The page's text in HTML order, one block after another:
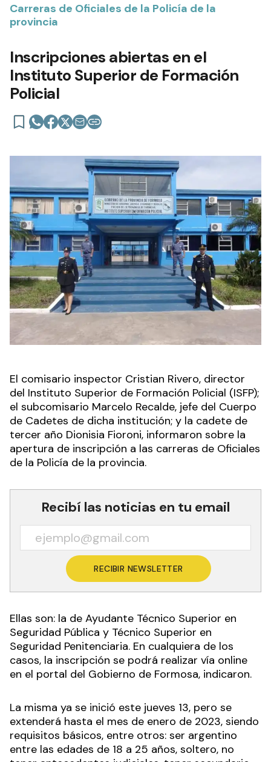
Carreras de Oficiales de la Policía de la
provincia
Inscripciones abiertas en el
Instituto Superior de Formación
Policial
El comisario inspector Cristian Rivero, director
del Instituto Superior de Formación Policial (ISFP);
el subcomisario Marcelo Recalde, jefe del Cuerpo
de Cadetes de dicha institución; y la cadete de
tercer año Dionisia Fioroni, informaron sobre la
apertura de inscripción a las carreras de Oficiales
de la Policía de la provincia.
Recibí las noticias en tu email
RECIBIR NEWSLETTER
Ellas son: la de Ayudante Técnico Superior en
Seguridad Pública y Técnico Superior en
Seguridad Penitenciaria. En cualquiera de los
casos, la inscripción se podrá realizar vía online
en el portal del Gobierno de Formosa, indicaron.
La misma ya se inició este jueves 13, pero se
extenderá hasta el mes de enero de 2023, siendo
requisitos básicos, entre otros: ser argentino
entre las edades de 18 a 25 años, soltero, no